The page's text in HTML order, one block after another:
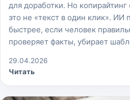
для доработки. Но
это не «текст в один клик». ИИ
быстрее, если человек
проверяет факты, убирает
29.04.2026
Читать